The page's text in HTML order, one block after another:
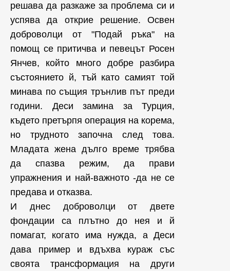
решава да разкаже за проблема си и
успява да открие решение. Освен
доброволци от "Подай ръка" на
помощ се притичва и певецът Росен
Янчев, който много добре разбира
състоянието й, тъй като самият той
минава по същия трънлив път преди
години. Деси замина за Турция,
където претърпя операция на корема,
но трудното започна след това.
Младата жена дълго време трябва
да спазва режим, да прави
упражнения и най-важното -да не се
предава и отказва.
И днес доброволци от двете
фондации са плътно до нея и й
помагат, когато има нужда, а Деси
дава пример и вдъхва кураж със
своята трансформация на други